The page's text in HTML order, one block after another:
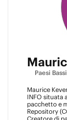
Paesi Bassi
Maurice
INFO situata
pacchetto e
Repository